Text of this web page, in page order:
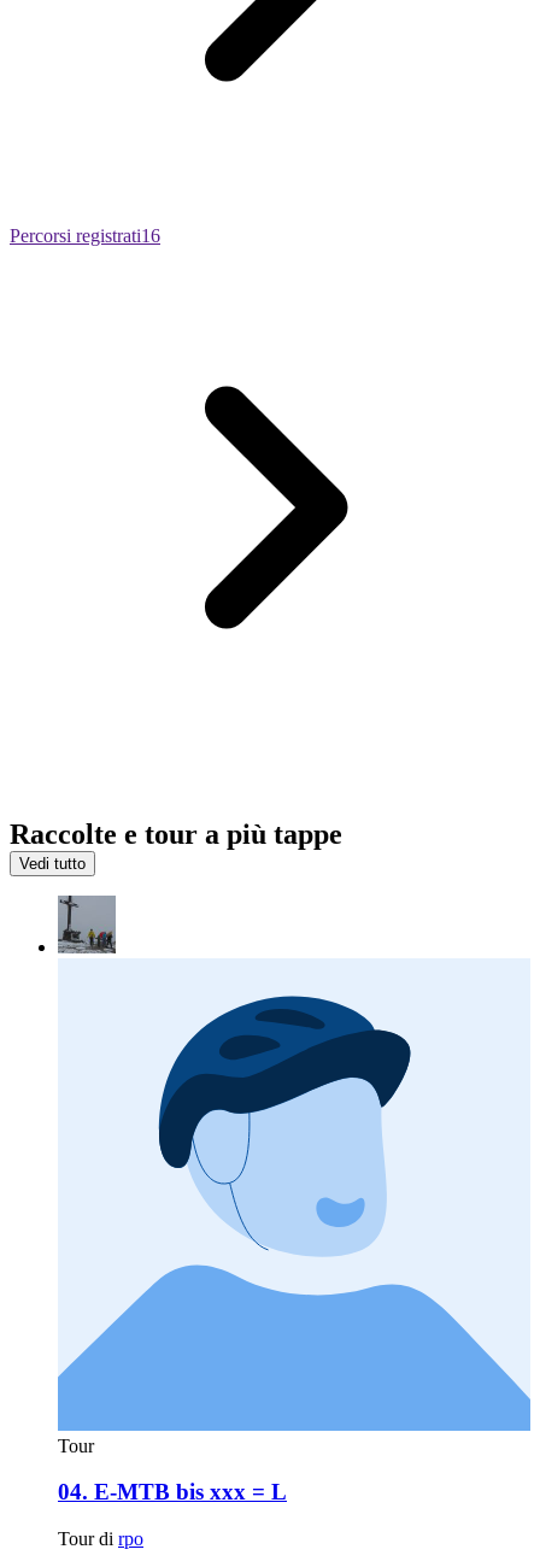
Percorsi registrati16
Raccolte e tour a più tappe
Vedi tutto
Tour
04. E-MTB bis xxx = L
Tour di rpo